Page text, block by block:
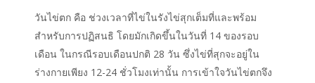
วันไข่ตก คือ ช่วงเวลาที่ไข่ในรังไข่สุกเต็มที่และพร้อม
สำหรับการปฏิสนธิ โดยมักเกิดขึ้นในวันที่ 14 ของรอบ
เดือน ในกรณีรอบเดือนปกติ 28 วัน ซึ่งไข่ที่สุกจะอยู่ใน
ร่างกายเพียง 12-24 ชั่วโมงเท่านั้น การเข้าใจวันไข่ตกจึง